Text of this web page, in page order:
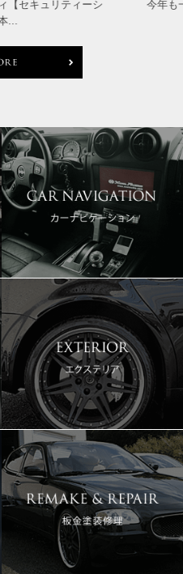
【セキュリティーシ
...
今年も